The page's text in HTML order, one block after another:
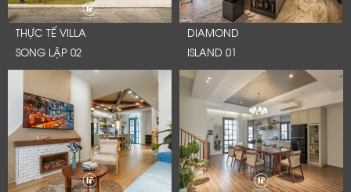
THỰC TẾ VILLA
SONG LẬP 02
DIAMOND
ISLAND 01